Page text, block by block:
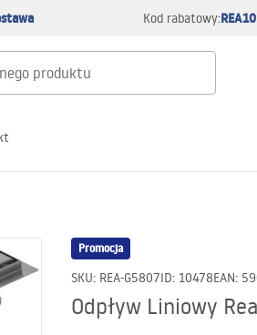
Kod rabatowy:REA10
Promocja
SKU: REA-G5807ID: 10478EAN:
Odpływ Liniowy